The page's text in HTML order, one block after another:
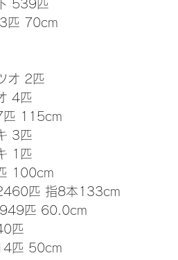
539匹
匹 70cm
オ 2匹
4匹
匹 115cm
3匹
1匹
100cm
匹 指8本133cm
949匹 60.0cm
匹
匹 50cm